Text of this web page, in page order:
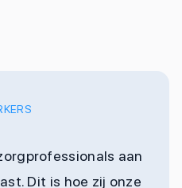
aan
Dit is hoe zij onze